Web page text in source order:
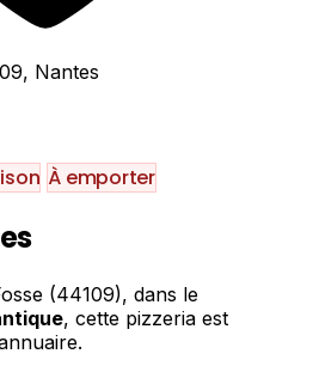
Nantes
À emporter
(44109), dans le
, cette pizzeria est